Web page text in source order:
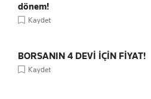
dönem!
Kaydet
BORSANIN 4 DEVİ İÇİN FİYAT!
Kaydet